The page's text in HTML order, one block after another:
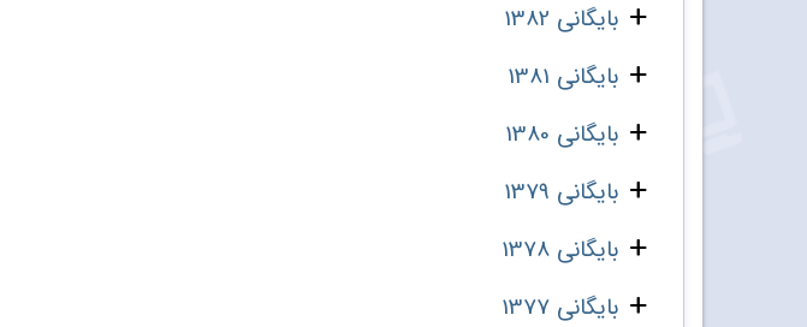
بایگانی 1382
بایگانی 1381
بایگانی 1380
بایگانی 1379
بایگانی 1378
بایگانی 1377